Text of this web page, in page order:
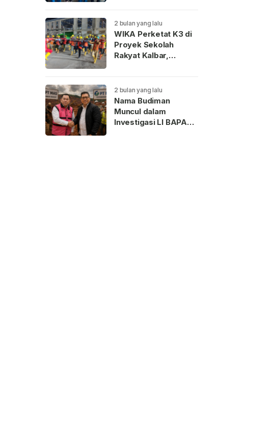
Dideportasi
2 bulan yang lalu
WIKA Perketat K3 di
Proyek Sekolah
Rakyat Kalbar,
2 bulan yang lalu
Nama Budiman
Muncul dalam
Investigasi LI BAPAN